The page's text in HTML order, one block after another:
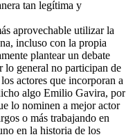
tan legítima y
aprovechable utilizar la
incluso con la propia
plantear un debate
lo general no participan de
actores que incorporan a
algo Emilio Gavira, por
lo nominen a mejor actor
o más trabajando en
en la historia de los